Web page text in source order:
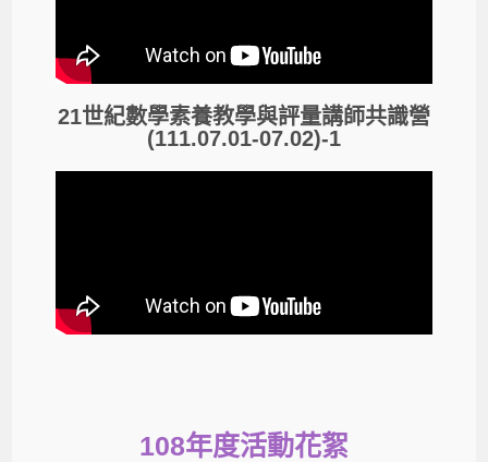
21世紀數學素養教學與評量講師共識營
(111.07.01-07.02)-1
108年度活動花絮